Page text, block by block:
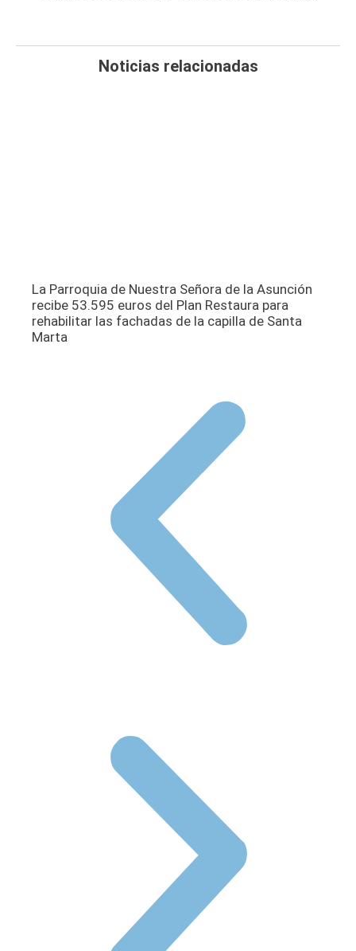
Noticias relacionadas
La Parroquia de Nuestra Señora de la Asunción
recibe 53.595 euros del Plan Restaura para
rehabilitar las fachadas de la capilla de Santa
Marta